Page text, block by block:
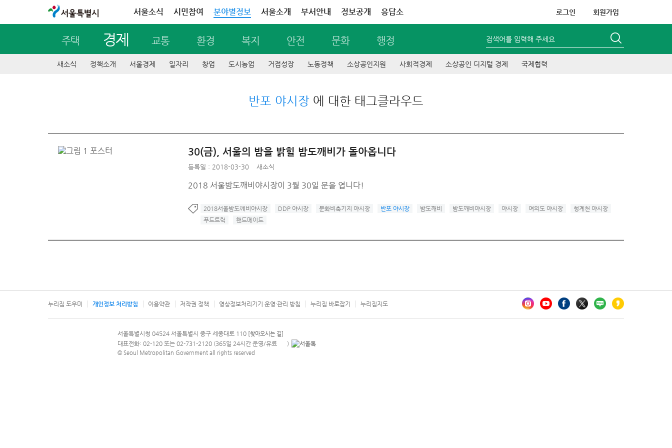
서울특별시 서울소식 시민참여 분야별정보 서울소개 부서안내 정보공개 응답소 로그인 회원가입
주택 경제 교통 환경 복지 안전 문화 행정 검색어를 입력해 주세요
새소식 정책소개 서울경제 일자리 창업 도시농업 거점성장 노동정책 소상공인지원 사회적경제 소상공인 디지털 경제 국제협력
반포 야시장 에 대한 태그클라우드
30(금), 서울의 밤을 밝힐 밤도깨비가 돌아옵니다
등록일 : 2018-03-30 새소식
2018 서울밤도깨비야시장이 3월 30일 문을 엽니다!
2018서울밤도꺠비야시장 DDP 야시장 문화비축기지 야시장 반포 야시장 밤도깨비 밤도깨비야시장 야시장 여의도 야시장
청계천 야시장
푸드트럭
핸드메이드
누리집 도우미 개인정보 처리방침 이용약관 저작권 정책 영상정보처리기기 운영·관리 방침 누리집 바로잡기 누리집지도
문의 전화번호 120, 120 다산콜재단
서울특별시청 04524 서울특별시 중구 세종대로 110 [찾아오시는 길]
대표전화: 02-120 또는 02-731-2120 (365일 24시간 운영/유료 안내팝업 열기
)
© Seoul Metropolitan Government all rights reserved